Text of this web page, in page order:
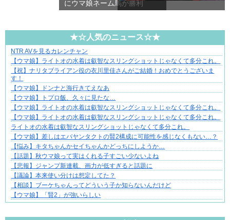
にウマ娘ネーム馬が勝利
★☆人気のニュース☆★
三十路女子×後輩男子、近づく心とすれ違い
NTR AVを見るカレンチャン
【ウマ娘】ライトオの水着は叡智なスリングショットじゃなくて多分これ。
【祝】ナリタブライアン役の衣川里佳さんがご結婚！おめでとうございま
す！
【ウマ娘】ドンナと海行きてえなあ
【ウマ娘】トプロ飯、久々に見たな…
【ウマ娘】ライトオの水着は叡智なスリングショットじゃなくて多分これ。
【ウマ娘】ライトオの水着は叡智なスリングショットじゃなくて多分これ。
ライトオの水着は叡智なスリングショットじゃなくて多分これ。
【ウマ娘】差しはエバヤンタクトの賢2構成に可能性を感じなくもない…？
【悩み】キタちゃんかセイちゃんかどっちにしようか…
【話題】秋ウマ娘って実はくれる子すごい少ないよね
【悲報】ジャンプ新連載、画力が低すぎると話題に
【議論】本来使い分けは想定してた？
【相談】ブーケちゃんってどういう子か知らないんだけど
【ウマ娘】「賢2」が強いらしい